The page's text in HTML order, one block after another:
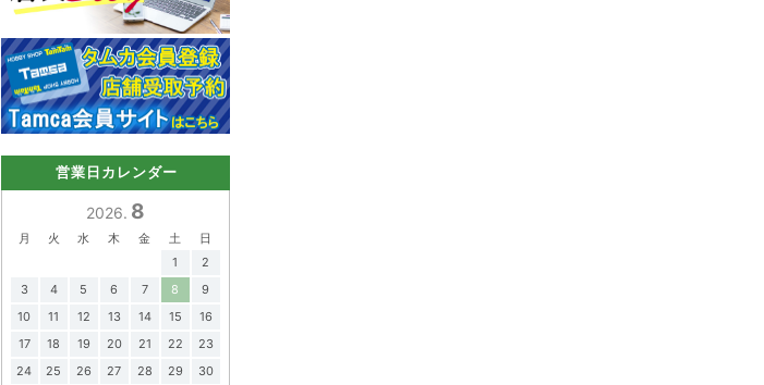
営業日カレンダー
2026. 8
月 火 水 木 金 土
日
1
2
3
4 5 6 7 8
9
10
11 12 13 14 15
16
17
18 19 20 21 22
23
24
25 26 27 28 29
30